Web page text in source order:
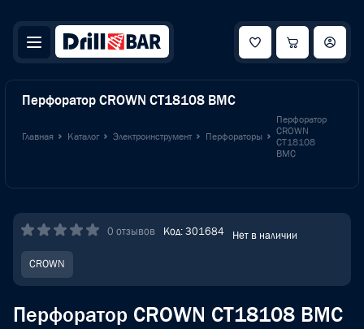
Перфоратор CROWN CT18108 BMC
Главная Каталог Электроинструмент Перфораторы
Перфоратор
CROWN
CT18108
BMC
0 отзывов Код: 301684 Нет в наличии
CROWN
Перфоратор CROWN CT18108 BMC